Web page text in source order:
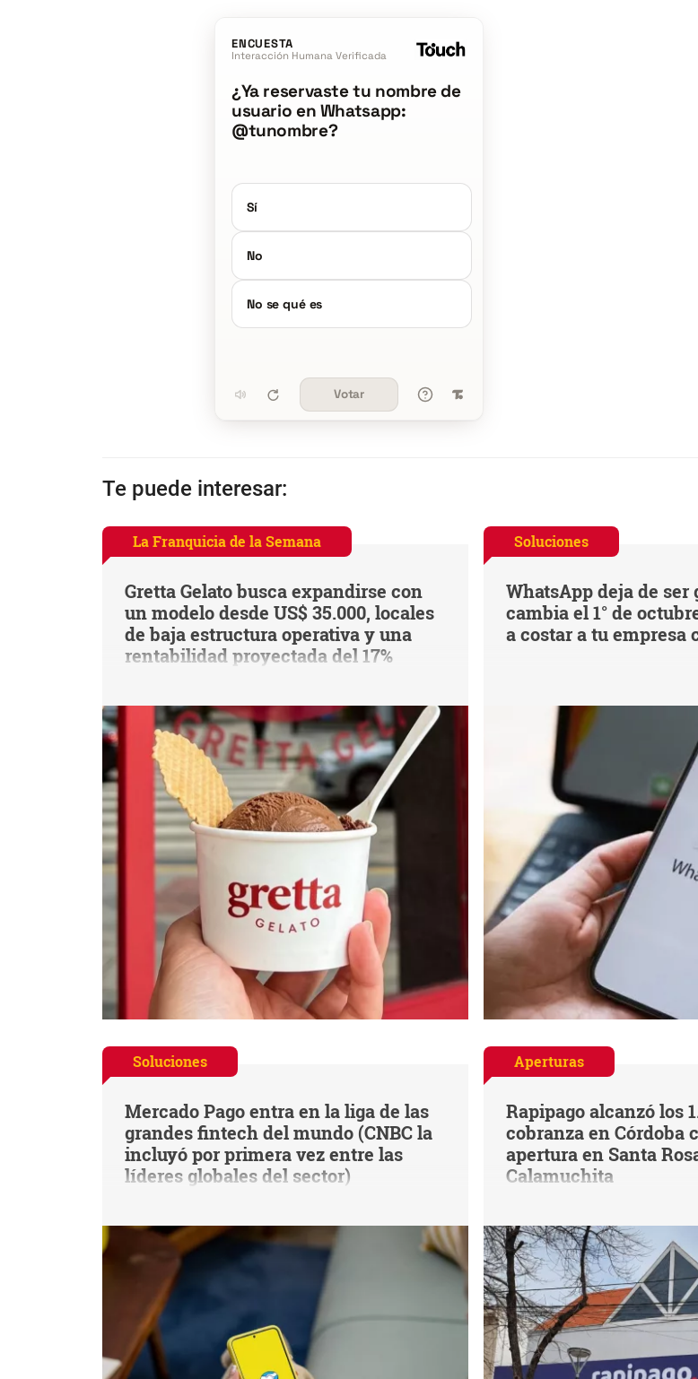
ENCUESTA
Interacción Humana Verificada
¿Ya reservaste tu nombre de
usuario en Whatsapp:
@tunombre?
Sí
No
No se qué es
Votar
Te puede interesar:
La Franquicia de la Semana
Gretta Gelato busca expandirse con
un modelo desde US$ 35.000, locales
de baja estructura operativa y una
rentabilidad proyectada del 17%
Soluciones
WhatsApp deja de ser
cambia el 1° de
a costar a tu empresa
Soluciones
Mercado Pago entra en la liga de las
grandes fintech del mundo (CNBC la
incluyó por primera vez entre las
líderes globales del sector)
Aperturas
Rapipago alcanzó los
cobranza en Córdoba
apertura en Santa
Calamuchita